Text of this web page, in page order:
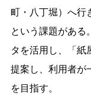
町・八丁堀）へ行
という課題がある
タを活用し、「紙
提案し、利用者が
を目指す。